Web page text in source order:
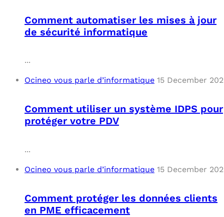
Comment automatiser les mises à jour
de sécurité informatique
...
Ocineo vous parle d’informatique 15 December
Comment utiliser un système IDPS pour
protéger votre PDV
...
Ocineo vous parle d’informatique 15 December
Comment protéger les données clients
en PME efficacement